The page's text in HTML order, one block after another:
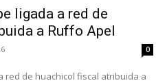
ligada a red de
a Ruffo Apel
0
red de huachicol fiscal atribuida a